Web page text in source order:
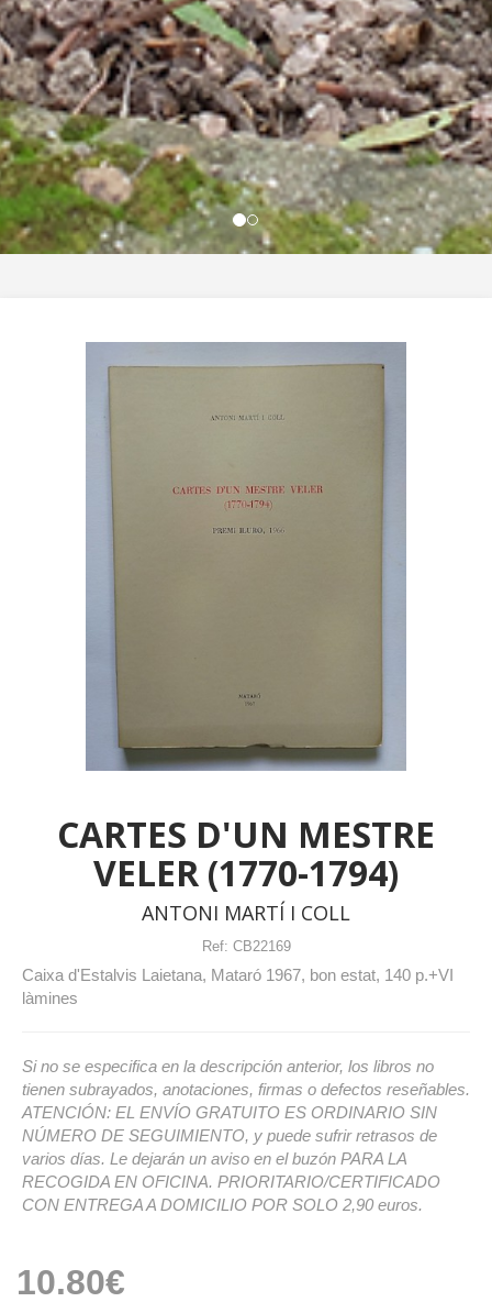
CARTES D'UN MESTRE
VELER (1770-1794)
ANTONI MARTÍ I COLL
Ref: CB22169
Caixa d'Estalvis Laietana, Mataró 1967, bon estat, 140 p.+VI
làmines
Si no se especifica en la descripción anterior, los libros no
tienen subrayados, anotaciones, firmas o defectos reseñables.
ATENCIÓN: EL ENVÍO GRATUITO ES ORDINARIO SIN
NÚMERO DE SEGUIMIENTO, y puede sufrir retrasos de
varios días. Le dejarán un aviso en el buzón PARA LA
RECOGIDA EN OFICINA. PRIORITARIO/CERTIFICADO
CON ENTREGA A DOMICILIO POR SOLO 2,90 euros.
10.80€